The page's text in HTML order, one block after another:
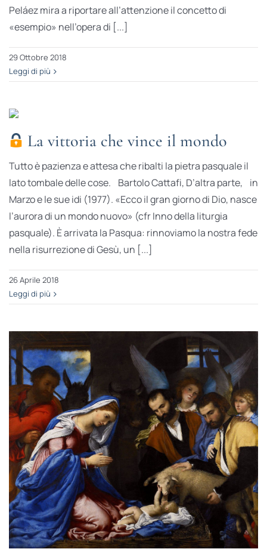
Peláez mira a riportare all’attenzione il concetto di
«esempio» nell’opera di [...]
29 Ottobre 2018
Leggi di più
La vittoria che vince il mondo
Tutto è pazienza e attesa che ribalti la pietra pasquale il
lato tombale delle cose. Bartolo Cattafi, D’altra parte, in
Marzo e le sue idi (1977). «Ecco il gran giorno di Dio, nasce
l’aurora di un mondo nuovo» (cfr Inno della liturgia
pasquale). È arrivata la Pasqua: rinnoviamo la nostra fede
nella risurrezione di Gesù, un [...]
26 Aprile 2018
Leggi di più